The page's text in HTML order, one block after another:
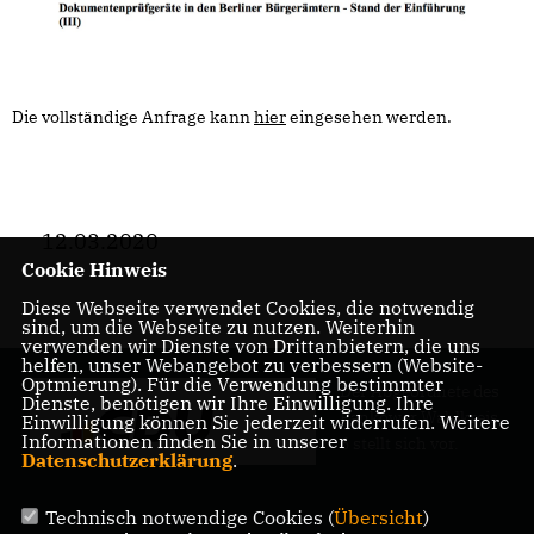
Die vollständige Anfrage kannhiereingesehen werden.
12.03.2020
Der Abgeordnete des
Pankower Wahlkreis
6 stellt sich vor.
Cookie Hinweis
Diese Webseite verwendet Cookies, die notwendig
sind, um die Webseite zu nutzen. Weiterhin
verwenden wir Dienste von Drittanbietern, die uns
helfen, unser Webangebot zu verbessern (Website-
Optmierung). Für die Verwendung bestimmter
Dienste, benötigen wir Ihre Einwilligung. Ihre
Einwilligung können Sie jederzeit widerrufen. Weitere
Informationen finden Sie in unserer
Datenschutzerklärung.
Technisch notwendige Cookies (Übersicht)